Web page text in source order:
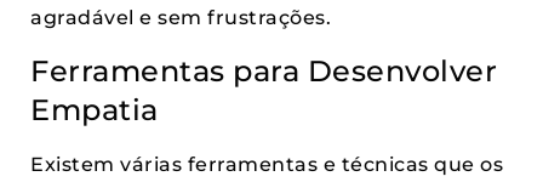
agradável e sem frustrações.
Ferramentas para Desenvolver
Empatia
Existem várias ferramentas e técnicas que os